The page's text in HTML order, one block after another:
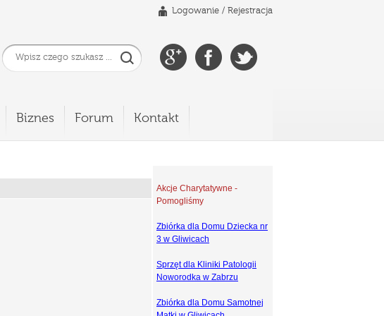
Logowanie / Rejestracja
Biznes Forum Kontakt
Akcje Charytatywne -
Pomogliśmy
Zbiórka dla Domu Dziecka nr
3 w Gliwicach
Sprzęt dla Kliniki Patologii
Noworodka w Zabrzu
Zbiórka dla Domu Samotnej